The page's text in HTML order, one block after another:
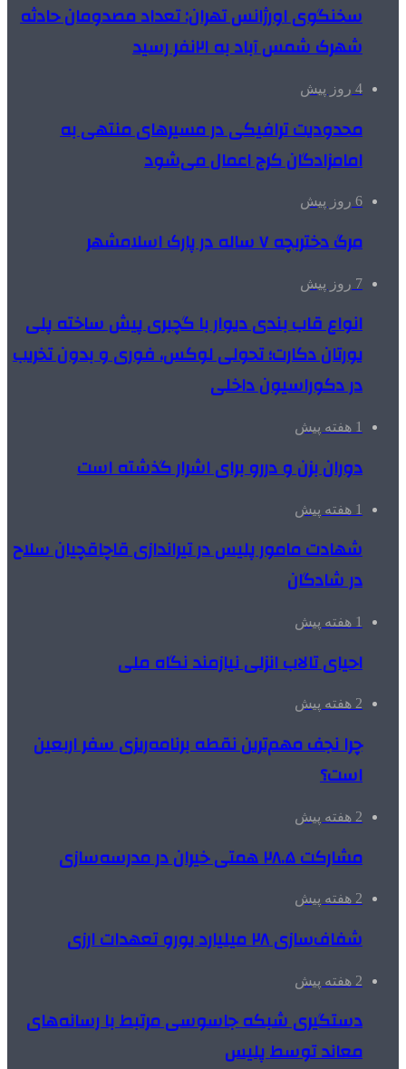
سخنگوی اورژانس تهران: تعداد مصدومان حادثه
شهرک شمس آباد به ۲۱نفر رسید
4 روز پیش
محدودیت ترافیکی در مسیرهای منتهی به
امامزادگان کرج اعمال می‌شود
6 روز پیش
مرگ دختربچه ۷ ساله در پارک اسلامشهر
7 روز پیش
انواع قاب بندی دیوار با گچبری پیش ساخته پلی
یورتان دکارت؛ تحولی لوکس، فوری و بدون تخریب
در دکوراسیون داخلی
1 هفته پیش
دوران بزن و دررو برای اشرار گذشته است
1 هفته پیش
شهادت مامور پلیس در تیراندازی قاچاقچیان سلاح
در شادگان
1 هفته پیش
احیای تالاب انزلی نیازمند نگاه ملی
2 هفته پیش
چرا نجف مهم‌ترین نقطه برنامه‌ریزی سفر اربعین
است؟
2 هفته پیش
مشارکت ۲۸.۵ همتی خیران در مدرسه‌سازی
2 هفته پیش
شفاف‌سازی ۲۸ میلیارد یورو تعهدات ارزی
2 هفته پیش
دستگیری شبکه جاسوسی مرتبط با رسانه‌های
معاند توسط پلیس